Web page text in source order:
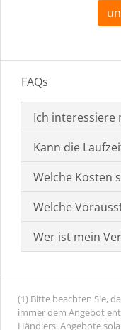
FAQs
Ich interessiere
Kann die
Welche Kosten
Welche
Wer ist mein
(1) Bitte beachten Sie,
immer dem Angebot
Händlers. Angebote